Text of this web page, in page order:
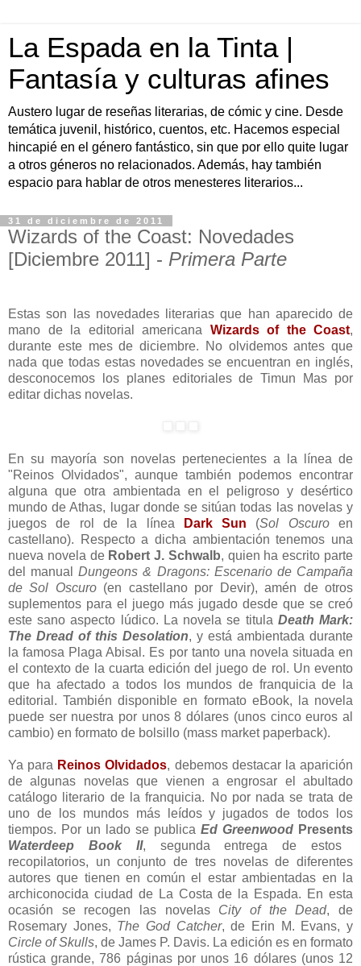
La Espada en la Tinta |
Fantasía y culturas afines
Austero lugar de reseñas literarias, de cómic y cine. Desde
temática juvenil, histórico, cuentos, etc. Hacemos especial
hincapié en el género fantástico, sin que por ello quite lugar
a otros géneros no relacionados. Además, hay también
espacio para hablar de otros menesteres literarios...
31 de diciembre de 2011
Wizards of the Coast: Novedades
[Diciembre 2011] - Primera Parte
Estas son las novedades literarias que han aparecido de
mano de la editorial americana Wizards of the Coast,
durante este mes de diciembre. No olvidemos antes que
nada que todas estas novedades se encuentran en inglés,
desconocemos los planes editoriales de Timun Mas por
editar dichas novelas.
En su mayoría son novelas pertenecientes a la línea de
"Reinos Olvidados", aunque también podemos encontrar
alguna que otra ambientada en el peligroso y desértico
mundo de Athas, lugar donde se sitúan todas las novelas y
juegos de rol de la línea
Dark Sun (Sol Oscuroen
castellano). Respecto a dicha ambientación tenemos una
nueva novela de Robert J. Schwalb, quien ha escrito parte
del manualDungeons & Dragons: Escenario de Campaña
de Sol Oscuro(en castellano por Devir), amén de otros
suplementos para el juego más jugado desde que se creó
este sano aspecto lúdico. La novela se titula Death Mark:
The Dread of this Desolation, y está ambientada durante
la famosa Plaga Abisal. Es por tanto una novela situada en
el contexto de la cuarta edición del juego de rol. Un evento
que ha afectado a todos los mundos de franquicia de la
editorial. También disponible en formato eBook, la novela
puede ser nuestra por unos 8 dólares (unos cinco euros al
cambio) en formato de bolsillo (mass market paperback).
Ya para Reinos Olvidados, debemos destacar la aparición
de algunas novelas que vienen a engrosar el abultado
catálogo literario de la franquicia. No por nada se trata de
uno de los mundos más leídos y jugados de todos los
tiempos. Por un lado se publica Ed Greenwood Presents
Waterdeep Book II, segunda entrega de estos
recopilatorios, un conjunto de tres novelas de diferentes
autores que tienen en común el estar ambientadas en la
archiconocida ciudad de La Costa de la Espada. En esta
ocasión se recogen las novelas City of the Dead, de
Rosemary Jones, The God Catcher, de Erin M. Evans, y
Circle of Skulls, de James P. Davis. La edición es en formato
rústica grande, 786 páginas por unos 16 dólares (unos 12